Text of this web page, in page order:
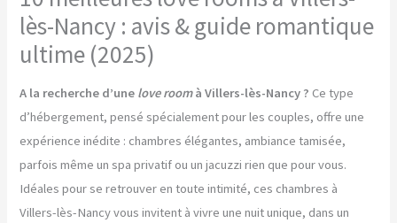
lès-Nancy : avis & guide romantique
ultime (2025)
A la recherche d’une love roomà Villers-lès-Nancy ? Ce type
d’hébergement, pensé spécialement pour les couples, offre une
expérience inédite : chambres élégantes, ambiance tamisée,
parfois même un spa privatif ou un jacuzzi rien que pour vous.
Idéales pour se retrouver en toute intimité, ces chambres à
Villers-lès-Nancy vous invitent à vivre une nuit unique, dans un